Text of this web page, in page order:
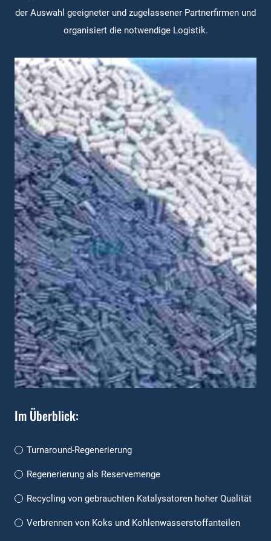
der Auswahl geeigneter und zugelassener Partnerfirmen und
organisiert die notwendige Logistik.
Im Überblick:
Turnaround-Regenerierung
Regenerierung als Reservemenge
Recycling von gebrauchten Katalysatoren hoher Qualität
Verbrennen von Koks und Kohlenwasserstoffanteilen